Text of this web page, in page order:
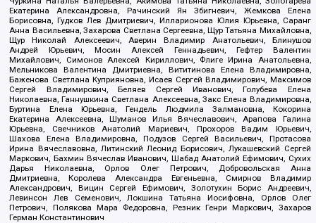
Екатерина Александровна, Рачинский Ян Збигневич, Жемкова Елена
Борисовна, Гудков Лев Дмитриевич, Илларионова Юлия Юрьевна, Саранг
Анна Васильевна, Захарова Светлана Сергеевна, Щур Татьяна Михайловна,
Щур Николай Алексеевич, Аверин Владимир Анатольевич, Блинушов
Андрей Юрьевич, Мосин Алексей Геннадьевич, Гефтер Валентин
Михайлович, Симонов Алексей Кириллович, Флиге Ирина Анатольевна,
Мельникова Валентина Дмитриевна, Вититинова Елена Владимировна,
Баженова Светлана Куприяновна, Исаев Сергей Владимирович, Максимов
Сергей Владимирович, Беляев Сергей Иванович, Голубева Елена
Николаевна, Ганнушкина Светлана Алексеевна, Закс Елена Владимировна,
Буртина Елена Юрьевна, Гендель Людмила Залмановна, Кокорина
Екатерина Алексеевна, Шуманов Илья Вячеславович, Арапова Галина
Юрьевна, Свечников Анатолий Мариевич, Прохоров Вадим Юрьевич,
Шахова Елена Владимировна, Подузов Сергей Васильевич, Протасова
Ирина Вячеславовна, Литинский Леонид Борисович, Лукашевский Сергей
Маркович, Бахмин Вячеслав Иванович, Шабад Анатолий Ефимович, Сухих
Дарья Николаевна, Орлов Олег Петрович, Добровольская Анна
Дмитриевна, Королева Александра Евгеньевна, Смирнов Владимир
Александрович, Вицин Сергей Ефимович, Золотухин Борис Андреевич,
Левинсон Лев Семенович, Локшина Татьяна Иосифовна, Орлов Олег
Петрович, Полякова Мара Федоровна, Резник Генри Маркович, Захаров
Герман Константинович